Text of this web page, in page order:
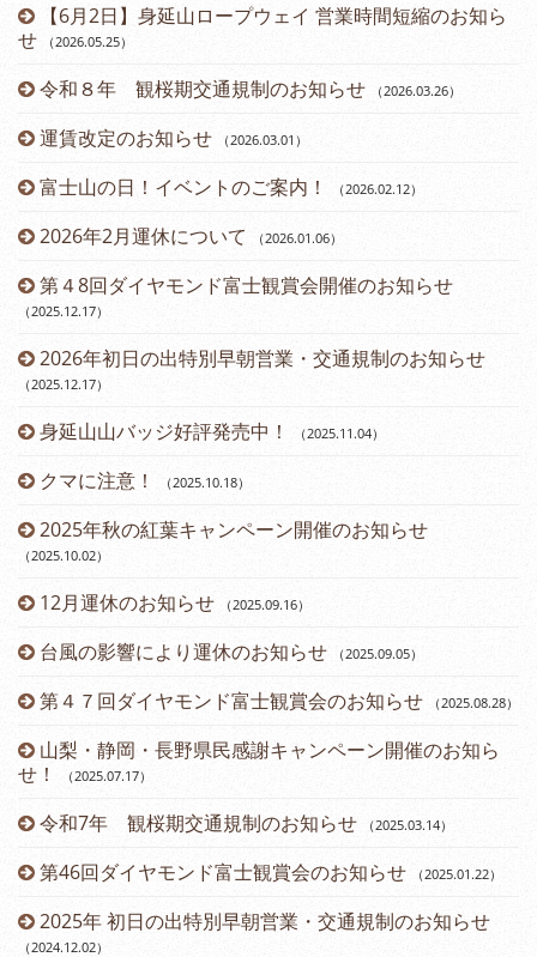
【6月2日】身延山ロープウェイ 営業時間短縮のお知ら
せ
（2026.05.25）
令和８年 観桜期交通規制のお知らせ （2026.03.26）
運賃改定のお知らせ （2026.03.01 ）
富士山の日！イベントのご案内！ （2026.02.12）
2026年2月運休について （2026.01.06）
第４8回ダイヤモンド富士観賞会開催のお知らせ
（2025.12.17）
2026年初日の出特別早朝営業・交通規制のお知らせ
（2025.12.17）
身延山山バッジ好評発売中！ （2025.11.04）
クマに注意！ （2025.10.18）
2025年秋の紅葉キャンペーン開催のお知らせ
（2025.10.02）
12月運休のお知らせ （2025.09.16）
台風の影響により運休のお知らせ （2025.09.05）
第４７回ダイヤモンド富士観賞会のお知らせ （2025.08.28）
山梨・静岡・長野県民感謝キャンペーン開催のお知ら
せ！
（2025.07.17）
令和7年 観桜期交通規制のお知らせ （2025.03.14）
第46回ダイヤモンド富士観賞会のお知らせ （2025.01.22）
2025年 初日の出特別早朝営業・交通規制のお知らせ
（2024.12.02）